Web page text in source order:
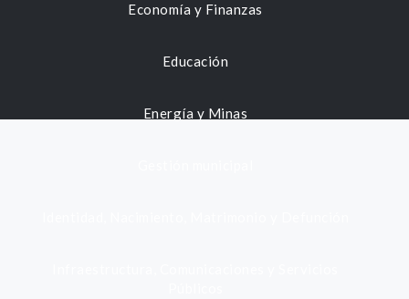
Economía y Finanzas
Educación
Energía y Minas